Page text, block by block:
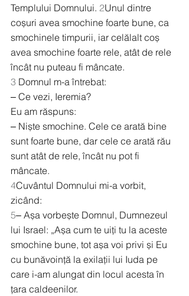
Templului Domnului. 2Unul dintre
coșuri avea smochine foarte bune, ca
smochinele timpurii, iar celălalt coș
avea smochine foarte rele, atât de rele
încât nu puteau fi mâncate.
3 Domnul m-a întrebat:
‒ Ce vezi, Ieremia?
Eu am răspuns:
‒ Niște smochine. Cele ce arată bine
sunt foarte bune, dar cele ce arată rău
sunt atât de rele, încât nu pot fi
mâncate.
4Cuvântul Domnului mi-a vorbit,
zicând:
5‒ Așa vorbește Domnul, Dumnezeul
lui Israel: „Așa cum te uiți tu la aceste
smochine bune, tot așa voi privi și Eu
cu bunăvoință la exilații lui Iuda pe
care i-am alungat din locul acesta în
țara caldeenilor.